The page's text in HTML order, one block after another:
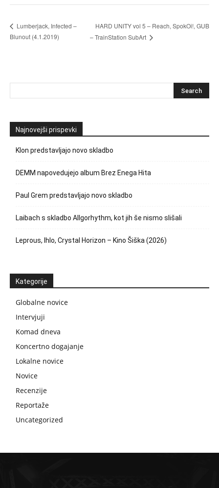
Lumberjack, Infected –
Blunout (4.1.2019)
HARD UNITY vol 5 – Reach, SpokOi!, GUB
– TrainStation SubArt
Najnovejši prispevki
Klon predstavljajo novo skladbo
DEMM napovedujejo album Brez Enega Hita
Paul Grem predstavljajo novo skladbo
Laibach s skladbo Allgorhythm, kot jih še nismo slišali
Leprous, Ihlo, Crystal Horizon – Kino Šiška (2026)
Kategorije
Globalne novice
Intervjuji
Komad dneva
Koncertno dogajanje
Lokalne novice
Novice
Recenzije
Reportaže
Uncategorized